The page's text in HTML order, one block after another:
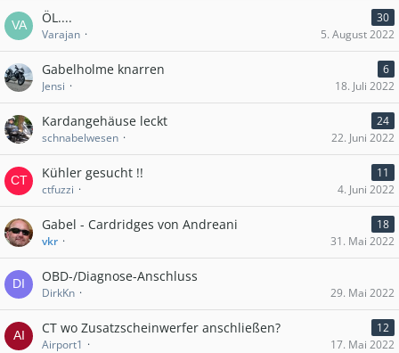
ÖL....
30
Varajan
5. August 2022
Gabelholme knarren
6
Jensi
18. Juli 2022
Kardangehäuse leckt
24
schnabelwesen
22. Juni 2022
Kühler gesucht !!
11
ctfuzzi
4. Juni 2022
Gabel - Cardridges von Andreani
18
vkr
31. Mai 2022
OBD-/Diagnose-Anschluss
DirkKn 29. Mai 2022
CT wo Zusatzscheinwerfer anschließen?
12
Airport1
17. Mai 2022